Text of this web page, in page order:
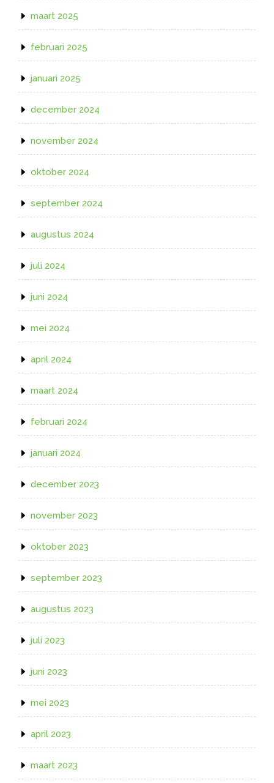
maart 2025
februari 2025
januari 2025
december 2024
november 2024
oktober 2024
september 2024
augustus 2024
juli 2024
juni 2024
mei 2024
april 2024
maart 2024
februari 2024
januari 2024
december 2023
november 2023
oktober 2023
september 2023
augustus 2023
juli 2023
juni 2023
mei 2023
april 2023
maart 2023